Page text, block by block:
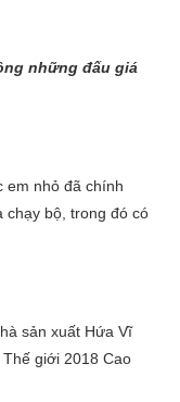
những đấu giá
em nhỏ đã chính
chạy bộ, trong đó có
sản xuất Hứa Vĩ
giới 2018 Cao